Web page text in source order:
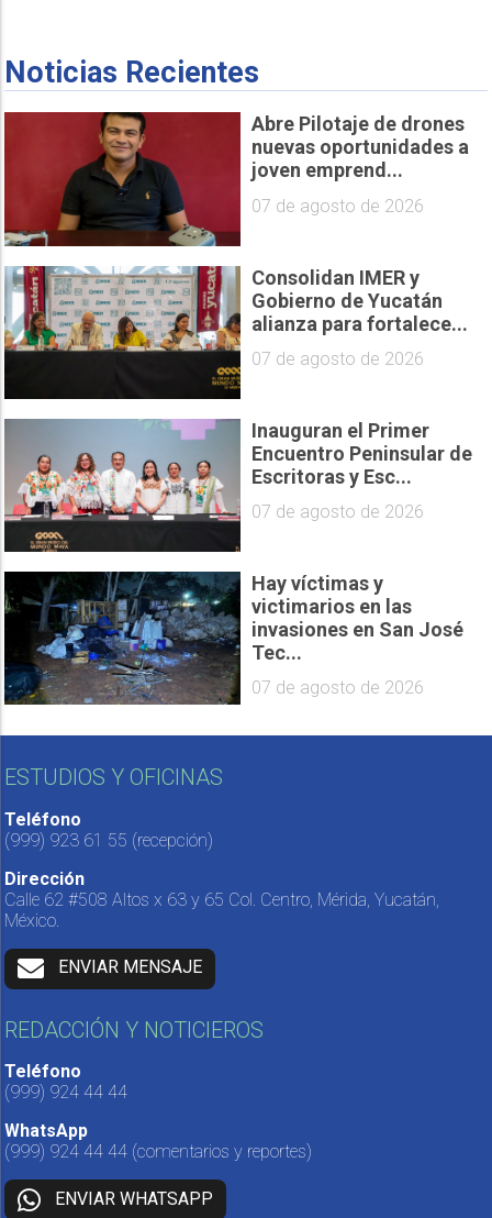
Noticias Recientes
Abre Pilotaje de drones
nuevas oportunidades a
joven emprend...
07 de agosto de 2026
Consolidan IMER y
Gobierno de Yucatán
alianza para fortalece...
07 de agosto de 2026
Inauguran el Primer
Encuentro Peninsular de
Escritoras y Esc...
07 de agosto de 2026
Hay víctimas y
victimarios en las
invasiones en San José
Tec...
07 de agosto de 2026
ESTUDIOS Y OFICINAS
Teléfono
(999) 923 61 55 (recepción)
Dirección
Calle 62 #508 Altos x 63 y 65 Col. Centro, Mérida, Yucatán,
México.
ENVIAR MENSAJE
REDACCIÓN Y NOTICIEROS
Teléfono
(999) 924 44 44
WhatsApp
(999) 924 44 44 (comentarios y reportes)
ENVIAR WHATSAPP